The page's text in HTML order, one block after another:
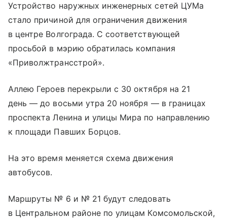
Устройство наружных инженерных сетей ЦУМа
стало причиной для ограничения движения
в центре Волгограда. С соответствующей
просьбой в мэрию обратилась компания
«Приволжтрансстрой».
Аллею Героев перекрыли с 30 октября на 21
день — до восьми утра 20 ноября — в границах
проспекта Ленина и улицы Мира по направлению
к площади Павших Борцов.
На это время меняется схема движения
автобусов.
Маршруты № 6 и № 21 будут следовать
в Центральном районе по улицам Комсомольской,